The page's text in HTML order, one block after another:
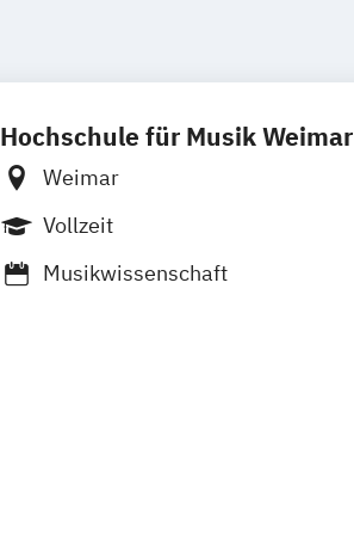
Hochschule für Musik Weimar
Weimar
Vollzeit
Musikwissenschaft